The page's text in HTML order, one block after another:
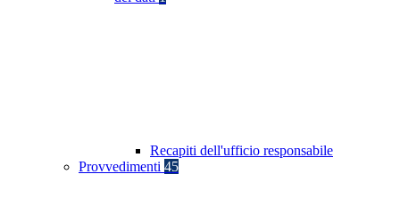
Recapiti dell'ufficio responsabile
Provvedimenti 45